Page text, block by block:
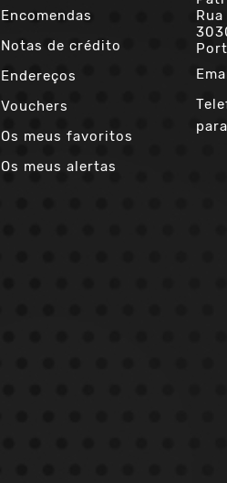
Encomendas
Notas de crédito
Endereços
Vouchers
Os meus favoritos
Os meus alertas